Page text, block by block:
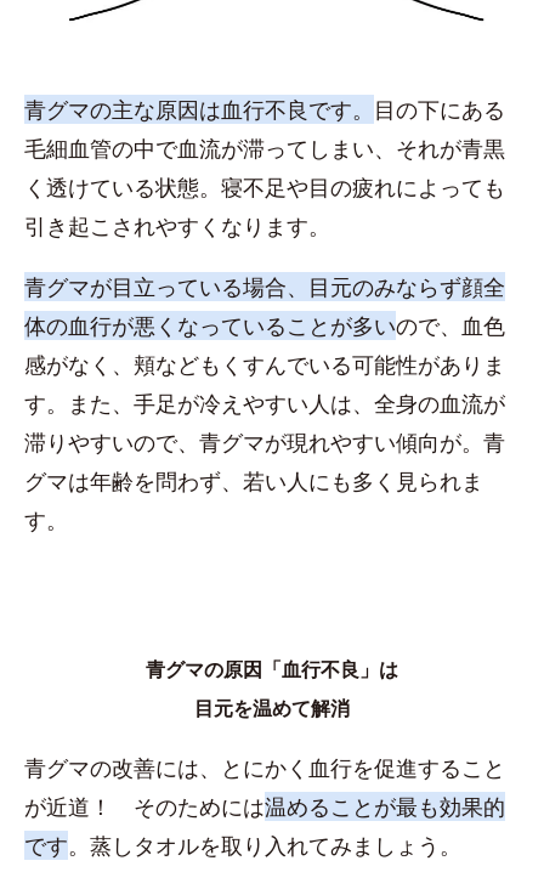
青グマの主な原因は血行不良です。 目の下にある
毛細血管の中で血流が滞ってしまい、それが青黒
く透けている状態。寝不足や目の疲れによっても
引き起こされやすくなります。
青グマが目立っている場合、目元のみならず顔全
体の血行が悪くなっていることが多いので、血色
感がなく、頬などもくすんでいる可能性がありま
す。また、手足が冷えやすい人は、全身の血流が
滞りやすいので、青グマが現れやすい傾向が。青
グマは年齢を問わず、若い人にも多く見られま
す。
青グマの原因「血行不良」は
目元を温めて解消
青グマの改善には、とにかく血行を促進すること
が近道！ そのためには温めることが最も効果的
です。蒸しタオルを取り入れてみましょう。